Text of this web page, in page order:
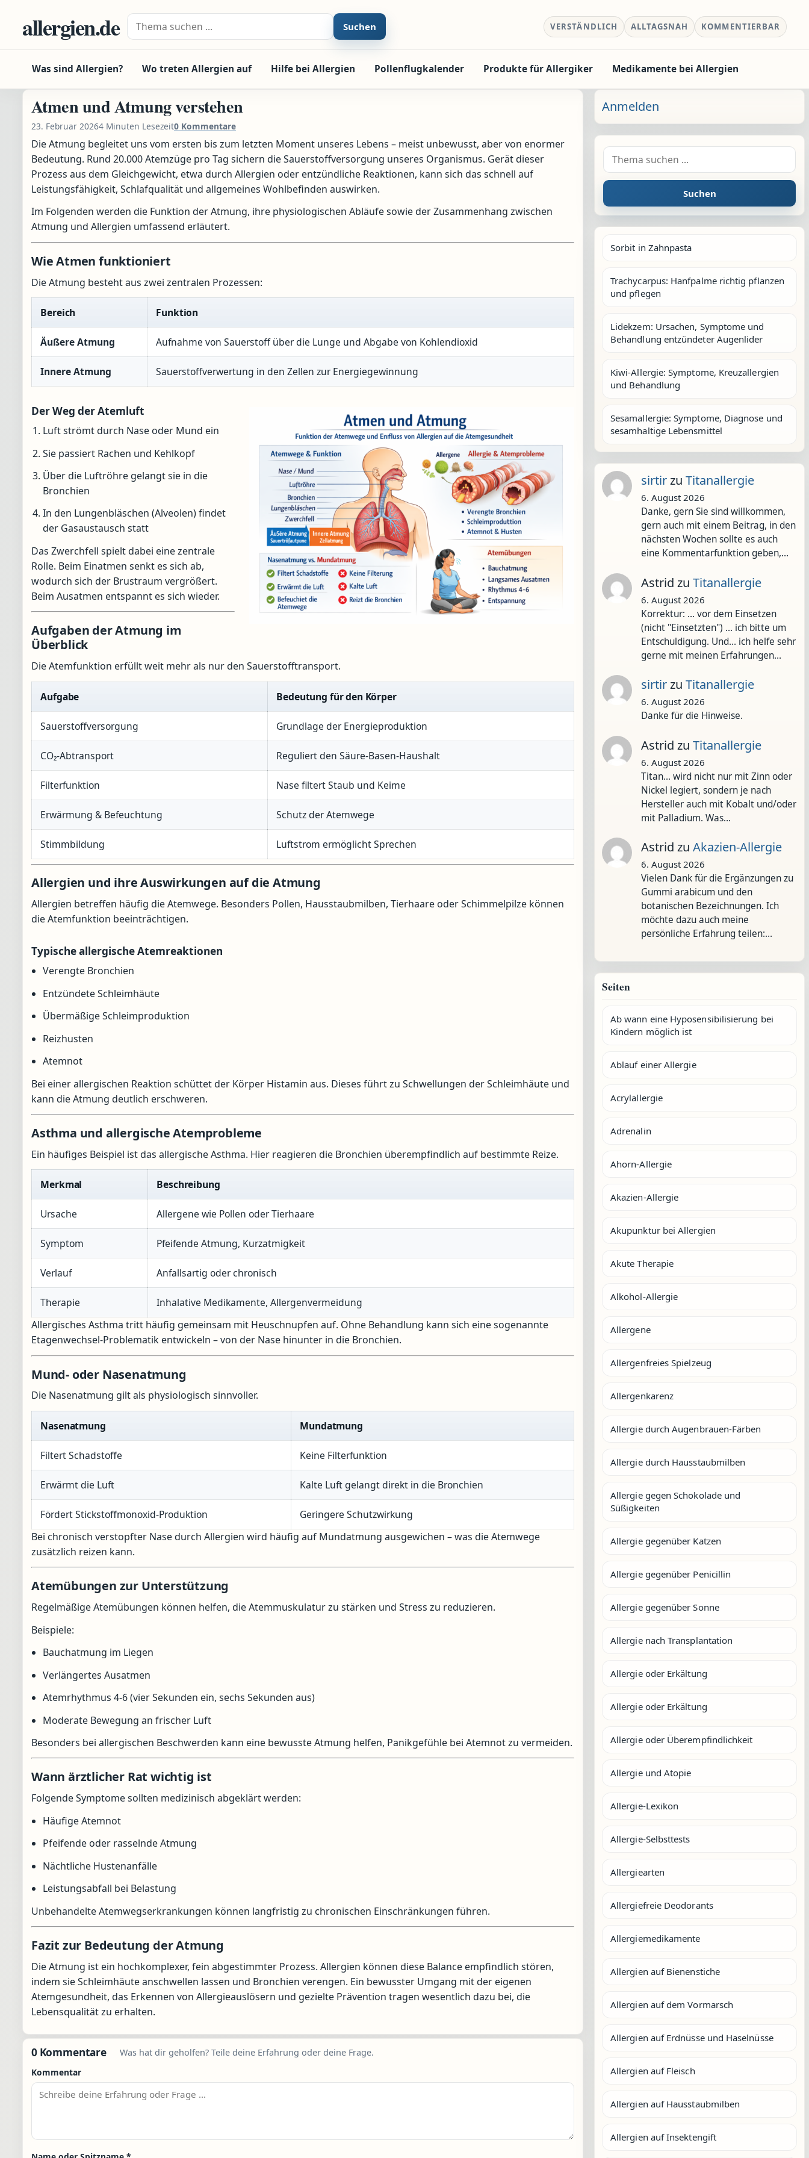
allergien.de Suche nach: Suchen VERSTÄNDLICH ALLTAGSNAH KOMMENTIERBAR
Was sind Allergien? Wo treten Allergien auf Hilfe bei Allergien Pollenflugkalender Produkte für Allergiker Medikamente bei Allergien
Atmen und Atmung verstehen
23. Februar 20264 Minuten Lesezeit0 Kommentare
Die Atmung begleitet uns vom ersten bis zum letzten Moment unseres Lebens – meist unbewusst, aber von enormer
Bedeutung. Rund 20.000 Atemzüge pro Tag sichern die Sauerstoffversorgung unseres Organismus. Gerät dieser
Prozess aus dem Gleichgewicht, etwa durch Allergien oder entzündliche Reaktionen, kann sich das schnell auf
Leistungsfähigkeit, Schlafqualität und allgemeines Wohlbefinden auswirken.
Im Folgenden werden die Funktion der Atmung, ihre physiologischen Abläufe sowie der Zusammenhang zwischen
Atmung und Allergien umfassend erläutert.
Wie Atmen funktioniert
Die Atmung besteht aus zwei zentralen Prozessen:
Bereich Funktion
Äußere Atmung Aufnahme von Sauerstoff über die Lunge und Abgabe von Kohlendioxid
Innere Atmung Sauerstoffverwertung in den Zellen zur Energiegewinnung
Der Weg der Atemluft
Luft strömt durch Nase oder Mund ein
Sie passiert Rachen und Kehlkopf
Über die Luftröhre gelangt sie in die
Bronchien
In den Lungenbläschen (Alveolen) findet
der Gasaustausch statt
Das Zwerchfell spielt dabei eine zentrale
Rolle. Beim Einatmen senkt es sich ab,
wodurch sich der Brustraum vergrößert.
Beim Ausatmen entspannt es sich wieder.
Aufgaben der Atmung im
Überblick
Die Atemfunktion erfüllt weit mehr als nur den Sauerstofftransport.
Aufgabe Bedeutung für den Körper
Sauerstoffversorgung Grundlage der Energieproduktion
CO₂-Abtransport Reguliert den Säure-Basen-Haushalt
Filterfunktion Nase filtert Staub und Keime
Erwärmung & Befeuchtung Schutz der Atemwege
Stimmbildung Luftstrom ermöglicht Sprechen
Allergien und ihre Auswirkungen auf die Atmung
Allergien betreffen häufig die Atemwege. Besonders Pollen, Hausstaubmilben, Tierhaare oder Schimmelpilze können
die Atemfunktion beeinträchtigen.
Typische allergische Atemreaktionen
Verengte Bronchien
Entzündete Schleimhäute
Übermäßige Schleimproduktion
Reizhusten
Atemnot
Bei einer allergischen Reaktion schüttet der Körper Histamin aus. Dieses führt zu Schwellungen der Schleimhäute und
kann die Atmung deutlich erschweren.
Asthma und allergische Atemprobleme
Ein häufiges Beispiel ist das allergische Asthma. Hier reagieren die Bronchien überempfindlich auf bestimmte Reize.
Merkmal Beschreibung
Ursache Allergene wie Pollen oder Tierhaare
Symptom Pfeifende Atmung, Kurzatmigkeit
Verlauf Anfallsartig oder chronisch
Therapie
Inhalative Medikamente, Allergenvermeidung
Allergisches Asthma tritt häufig gemeinsam mit Heuschnupfen auf. Ohne Behandlung kann sich eine sogenannte
Etagenwechsel-Problematik entwickeln – von der Nase hinunter in die Bronchien.
Mund- oder Nasenatmung
Die Nasenatmung gilt als physiologisch sinnvoller.
Nasenatmung Mundatmung
Filtert Schadstoffe Keine Filterfunktion
Erwärmt die Luft Kalte Luft gelangt direkt in die Bronchien
Fördert Stickstoffmonoxid-Produktion
Geringere Schutzwirkung
Bei chronisch verstopfter Nase durch Allergien wird häufig auf Mundatmung ausgewichen – was die Atemwege
zusätzlich reizen kann.
Atemübungen zur Unterstützung
Regelmäßige Atemübungen können helfen, die Atemmuskulatur zu stärken und Stress zu reduzieren.
Beispiele:
Bauchatmung im Liegen
Verlängertes Ausatmen
Atemrhythmus 4-6 (vier Sekunden ein, sechs Sekunden aus)
Moderate Bewegung an frischer Luft
Besonders bei allergischen Beschwerden kann eine bewusste Atmung helfen, Panikgefühle bei Atemnot zu vermeiden.
Wann ärztlicher Rat wichtig ist
Folgende Symptome sollten medizinisch abgeklärt werden:
Häufige Atemnot
Pfeifende oder rasselnde Atmung
Nächtliche Hustenanfälle
Leistungsabfall bei Belastung
Unbehandelte Atemwegserkrankungen können langfristig zu chronischen Einschränkungen führen.
Fazit zur Bedeutung der Atmung
Die Atmung ist ein hochkomplexer, fein abgestimmter Prozess. Allergien können diese Balance empfindlich stören,
indem sie Schleimhäute anschwellen lassen und Bronchien verengen. Ein bewusster Umgang mit der eigenen
Atemgesundheit, das Erkennen von Allergieauslösern und gezielte Prävention tragen wesentlich dazu bei, die
Lebensqualität zu erhalten.
0 Kommentare
Was hat dir geholfen? Teile deine Erfahrung oder deine Frage.
Kommentar
Anmelden
Suche nach:
Suchen
Sorbit in Zahnpasta
Trachycarpus: Hanfpalme richtig pflanzen
und pflegen
Lidekzem: Ursachen, Symptome und
Behandlung entzündeter Augenlider
Kiwi-Allergie: Symptome, Kreuzallergien
und Behandlung
Sesamallergie: Symptome, Diagnose und
sesamhaltige Lebensmittel
sirtirzu Titanallergie
6. August 2026
Danke, gern Sie sind willkommen,
gern auch mit einem Beitrag, in den
nächsten Wochen sollte es auch
eine Kommentarfunktion geben,…
Astrid zu Titanallergie
6. August 2026
Korrektur: ... vor dem Einsetzen
(nicht "Einsetzten") ... ich bitte um
Entschuldigung. Und... ich helfe sehr
gerne mit meinen Erfahrungen…
sirtirzu Titanallergie
6. August 2026
Danke für die Hinweise.
Astrid zu Titanallergie
6. August 2026
Titan... wird nicht nur mit Zinn oder
Nickel legiert, sondern je nach
Hersteller auch mit Kobalt und/oder
mit Palladium. Was…
Astrid zu Akazien-Allergie
6. August 2026
Vielen Dank für die Ergänzungen zu
Gummi arabicum und den
botanischen Bezeichnungen. Ich
möchte dazu auch meine
persönliche Erfahrung teilen:…
Seiten
Ab wann eine Hyposensibilisierung bei
Kindern möglich ist
Ablauf einer Allergie
Acrylallergie
Adrenalin
Ahorn-Allergie
Akazien-Allergie
Akupunktur bei Allergien
Akute Therapie
Alkohol-Allergie
Allergene
Allergenfreies Spielzeug
Allergenkarenz
Allergie durch Augenbrauen-Färben
Allergie durch Hausstaubmilben
Allergie gegen Schokolade und
Süßigkeiten
Allergie gegenüber Katzen
Allergie gegenüber Penicillin
Allergie gegenüber Sonne
Allergie nach Transplantation
Allergie oder Erkältung
Allergie oder Erkältung
Allergie oder Überempfindlichkeit
Allergie und Atopie
Allergie-Lexikon
Allergie-Selbsttests
Allergiearten
Allergiefreie Deodorants
Allergiemedikamente
Allergien auf Bienenstiche
Allergien auf dem Vormarsch
Allergien auf Erdnüsse und Haselnüsse
Allergien auf Fleisch
Allergien auf Hausstaubmilben
Allergien auf Insektengift